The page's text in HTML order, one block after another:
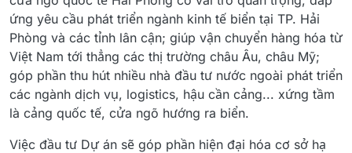
ứng yêu cầu phát triển ngành kinh tế biển tại TP. Hải
Phòng và các tỉnh lân cận; giúp vận chuyển hàng hóa từ
Việt Nam tới thẳng các thị trường châu Âu, châu Mỹ;
góp phần thu hút nhiều nhà đầu tư nước ngoài phát triển
các ngành dịch vụ, logistics, hậu cần cảng... xứng tầm
là cảng quốc tế, cửa ngõ hướng ra biển.
Việc đầu tư Dự án sẽ góp phần hiện đại hóa cơ sở hạ